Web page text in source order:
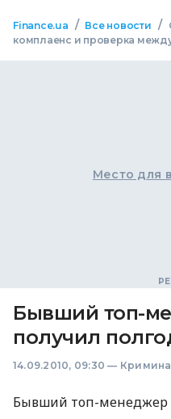
Finance.ua / Все новости /
комплаенс и проверка
Место для
Бывший топ-
получил
14.09.2010, 09:30 —
Бывший топ-менеджер